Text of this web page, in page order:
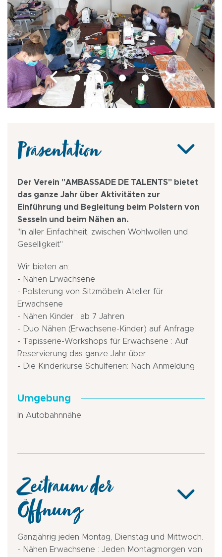
Präsentation
Der Verein "AMBASSADE DE TALENTS" bietet
das ganze Jahr über Aktivitäten zur
Einführung und Begleitung beim Polstern von
Sesseln und beim Nähen an.
"In aller Einfachheit, zwischen Wohlwollen und
Geselligkeit"
Wir bieten an:
- Nähen Erwachsene
- Polsterung von Sitzmöbeln Atelier für
Erwachsene
- Nähen Kinder : ab 7 Jahren
- Duo Nähen (Erwachsene-Kinder) auf Anfrage.
- Tapisserie-Workshops für Erwachsene : Auf
Reservierung das ganze Jahr über
- Die Kinderkurse Schulferien: Nach Anmeldung
Umgebung
In Autobahnnähe
Zeitraum der
Öffnung
Ganzjährig jeden Montag, Dienstag und Mittwoch.
- Nähen Erwachsene : Jeden Montagmorgen von